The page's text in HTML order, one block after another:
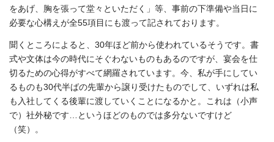
をあげ、胸を張って堂々といただく」等、事前の下準備や当日に
必要な心構えが全55項目にも渡って記されております。
聞くところによると、30年ほど前から使われているそうです。書
式や文体は今の時代にそぐわないものもあるのですが、宴会を仕
切るための心得がすべて網羅されています。今、私が手にしてい
るものも30代半ばの先輩から譲り受けたものでして、いずれは私
も入社してくる後輩に渡していくことになるかと。これは（小声
で）社外秘です…というほどのものでは多分ないですけど
（笑）。